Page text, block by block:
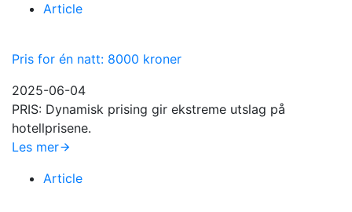
Article
Pris for én natt: 8000 kroner
2025-06-04
PRIS: Dynamisk prising gir ekstreme utslag på
hotellprisene.
Les mer
Article